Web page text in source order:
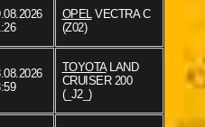
OPELVECTRA C
(Z02)
TOYOTALAND
CRUISER 200
(_J2_)